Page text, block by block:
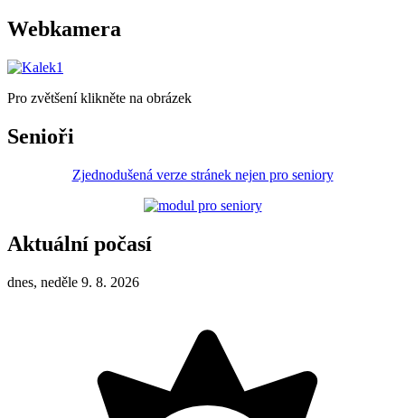
Webkamera
Pro zvětšení klikněte na obrázek
Senioři
Zjednodušená verze stránek nejen pro seniory
Aktuální počasí
dnes, neděle 9. 8. 2026